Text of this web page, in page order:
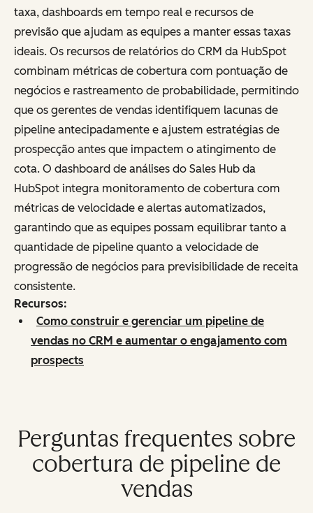
taxa, dashboards em tempo real e recursos de
previsão que ajudam as equipes a manter essas taxas
ideais. Os recursos de relatórios do CRM da HubSpot
combinam métricas de cobertura com pontuação de
negócios e rastreamento de probabilidade, permitindo
que os gerentes de vendas identifiquem lacunas de
pipeline antecipadamente e ajustem estratégias de
prospecção antes que impactem o atingimento de
cota. O dashboard de análises do Sales Hub da
HubSpot integra monitoramento de cobertura com
métricas de velocidade e alertas automatizados,
garantindo que as equipes possam equilibrar tanto a
quantidade de pipeline quanto a velocidade de
progressão de negócios para previsibilidade de receita
consistente.
Recursos:
Como construir e gerenciar um pipeline de
vendas no CRM e aumentar o engajamento com
prospects
Perguntas frequentes sobre
cobertura de pipeline de
vendas